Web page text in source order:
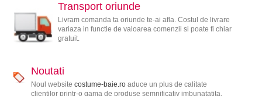
Transport oriunde
Livram comanda ta oriunde te-ai afla. Costul de livrare
variaza in functie de valoarea comenzii si poate fi chiar
gratuit.
Noutati
Noul website costume-baie.roaduce un plus de calitate
clientilor printr-o gama de produse semnificativ imbunatatita.